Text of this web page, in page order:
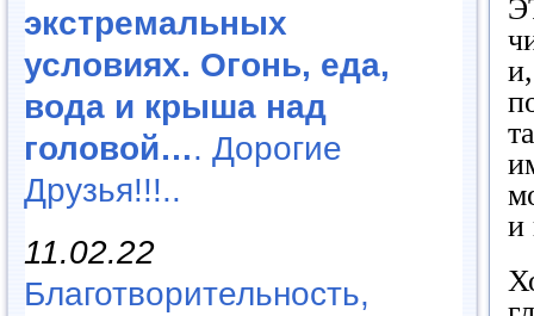
экстремальных
условиях. Огонь, еда,
вода и крыша над
головой…. Дорогие
Друзья!!!..
11.02.22
Благотворительность,
и